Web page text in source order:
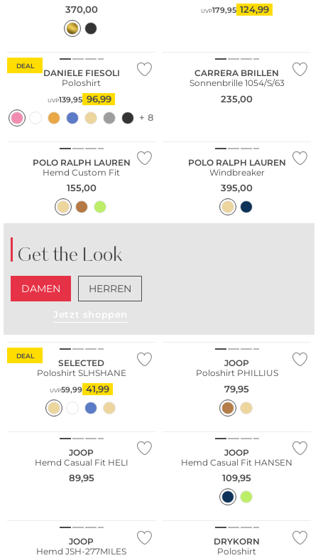
370,00 UVP179,95 124,99
DEAL
DANIELE FIESOLI
Poloshirt
UVP139,95 96,99
+ 8
CARRERA BRILLEN
Sonnenbrille 1054/S/63
235,00
POLO RALPH LAUREN
Hemd Custom Fit
155,00
POLO RALPH LAUREN
Windbreaker
395,00
Get the Look
DAMEN HERREN
Jetzt shoppen
DEAL
SELECTED
Poloshirt SLHSHANE
UVP59,99 41,99
JOOP
Poloshirt PHILLIUS
79,95
JOOP
Hemd Casual Fit HELI
89,95
JOOP
Hemd Casual Fit HANSEN
109,95
JOOP
Hemd JSH-277MILES
DRYKORN
Poloshirt